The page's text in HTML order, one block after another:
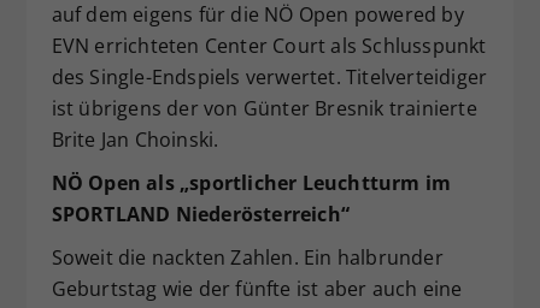
auf dem eigens für die NÖ Open powered by
EVN errichteten Center Court als Schlusspunkt
des Single-Endspiels verwertet. Titelverteidiger
ist übrigens der von Günter Bresnik trainierte
Brite Jan Choinski.
NÖ Open als „sportlicher Leuchtturm im
SPORTLAND Niederösterreich“
Soweit die nackten Zahlen. Ein halbrunder
Geburtstag wie der fünfte ist aber auch eine